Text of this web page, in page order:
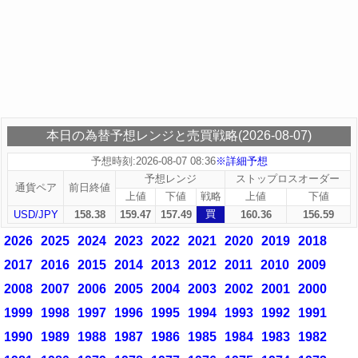
本日の為替予想レンジと売買戦略(2026-08-07)
予想時刻:2026-08-07 08:36※詳細予想
通貨ペア 前日終値
予想レンジ
ストップロスオーダー
上値
下値 戦略 上値
下値
USD/JPY
158.38 159.47 157.49 買 160.36 156.59
2026 2025 2024 2023 2022 2021 2020 2019 2018
2017 2016 2015 2014 2013 2012 2011 2010 2009
2008 2007 2006 2005 2004 2003 2002 2001 2000
1999
1998 1997 1996 1995 1994 1993 1992
1991
1990
1989 1988 1987 1986 1985 1984 1983
1982